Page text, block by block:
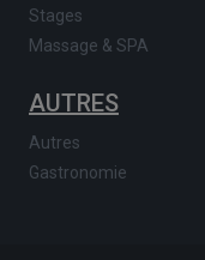
Stages
Massage & SPA
AUTRES
Autres
Gastronomie